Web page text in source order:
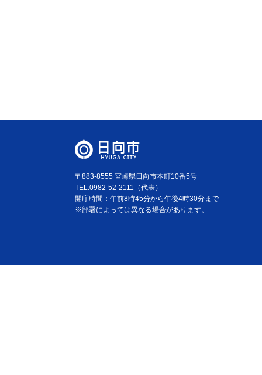
〒883-8555 宮崎県日向市本町10番5号
TEL:0982-52-2111（代表）
開庁時間：午前8時45分から午後4時30分まで
※部署によっては異なる場合があります。